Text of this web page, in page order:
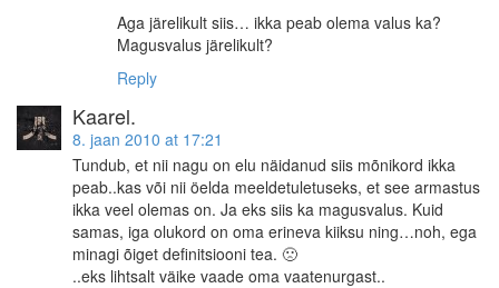
Aga järelikult siis… ikka peab olema valus ka?
Magusvalus järelikult?
Reply
Kaarel.
8. jaan 2010 at 17:21
Tundub, et nii nagu on elu näidanud siis mõnikord ikka
peab..kas või nii öelda meeldetuletuseks, et see armastus
ikka veel olemas on. Ja eks siis ka magusvalus. Kuid
samas, iga olukord on oma erineva kiiksu ning…noh, ega
minagi õiget definitsiooni tea. 🙁
..eks lihtsalt väike vaade oma vaatenurgast..